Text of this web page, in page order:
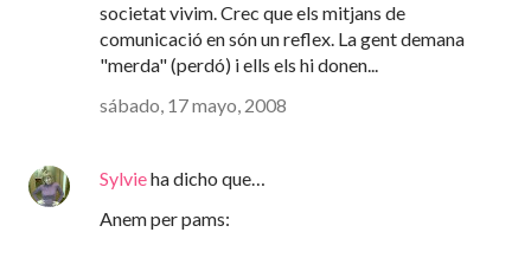
societat vivim. Crec que els mitjans de
comunicació en són un reflex. La gent demana
"merda" (perdó) i ells els hi donen...
sábado, 17 mayo, 2008
Sylvieha dicho que…
Anem per pams: